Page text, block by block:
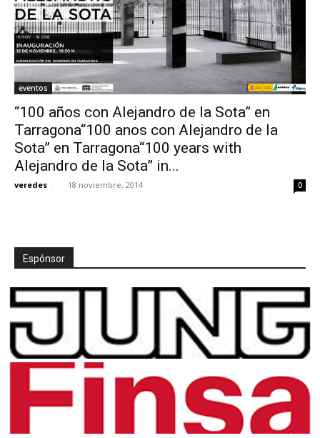
eventos
“100 años con Alejandro de la Sota” en
Tarragona“100 anos con Alejandro de la
Sota” en Tarragona“100 years with
Alejandro de la Sota” in...
veredes - 18 noviembre, 2014 0
Espónsor